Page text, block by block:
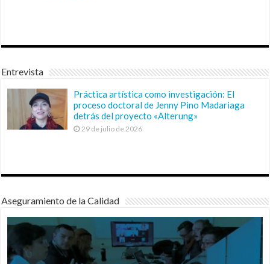
Entrevista
Práctica artística como investigación: El
proceso doctoral de Jenny Pino Madariaga
detrás del proyecto «Alterung»
29 de julio de 2026
Aseguramiento de la Calidad